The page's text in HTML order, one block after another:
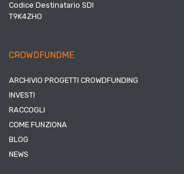
Codice Destinatario SDI
T9K4ZHO
CROWDFUNDME
ARCHIVIO PROGETTI CROWDFUNDING
INVESTI
RACCOGLI
COME FUNZIONA
BLOG
NEWS